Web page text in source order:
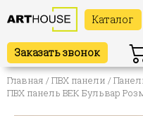
Каталог
Заказать звонок
Главная /ПВХ панели /
ПВХ панель ВЕК Бульвар